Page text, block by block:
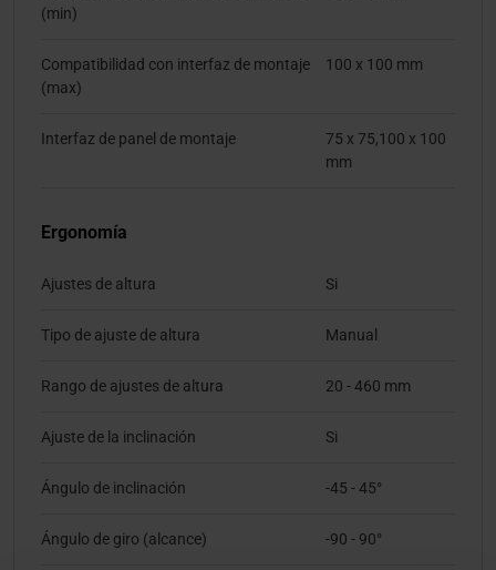
(min)
Compatibilidad con interfaz de montaje
(max)
100 x 100 mm
Interfaz de panel de montaje
75 x 75,100 x 100
mm
Ergonomía
Ajustes de altura Si
Tipo de ajuste de altura Manual
Rango de ajustes de altura 20 - 460 mm
Ajuste de la inclinación Si
Ángulo de inclinación -45 - 45°
Ángulo de giro (alcance) -90 - 90°